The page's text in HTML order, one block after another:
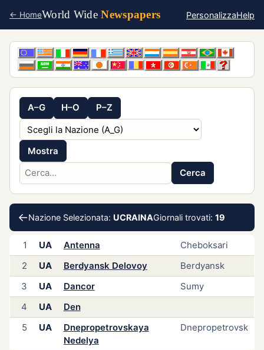
← HomeWorld WideNewspapers PersonalizzaHelp
A–G H–O P–Z
Mostra
Cerca
←Nazione Selezionata: UCRAINAGiornali trovati:19
1 UA Antenna
Cheboksari
2
UA Berdyansk Delovoy
Berdyansk
3
UA Dancor
Sumy
4
UA
Den
5
UA
Dnepropetrovskaya
Nedelya
Dnepropetrovsk